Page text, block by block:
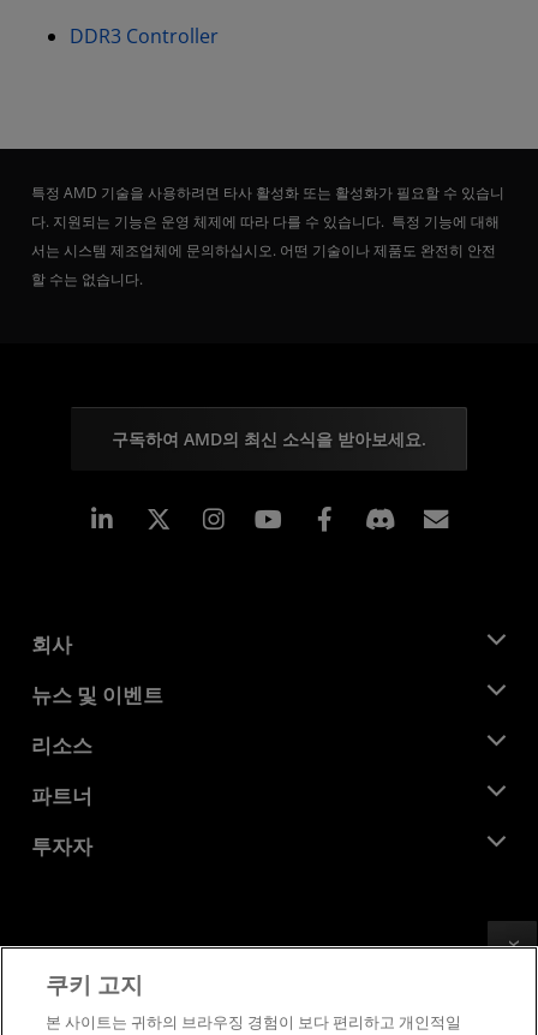
DDR3 Controller
특정 AMD 기술을 사용하려면 타사 활성화 또는 활성화가 필요할 수 있습니
다. 지원되는 기능은 운영 체제에 따라 다를 수 있습니다. 특정 기능에 대해
서는 시스템 제조업체에 문의하십시오. 어떤 기술이나 제품도 완전히 안전
할 수는 없습니다.
구독하여 AMD의 최신 소식을 받아보세요.
Linkedin Instagram Facebook
회사
AMD 소개
기업의 사회적 책임
채용
문의하기
뉴스 및 이벤트
뉴스룸
미디어 라이브러리
리소스
개발자 센트럴
사례 연구
파트너
AMD 파트너 허브
투자자
이사위원회
거버넌스 문서
SEC 신고서
상표
쿠키 고지
본 사이트는 귀하의 브라우징 경험이 보다 편리하고 개인적일